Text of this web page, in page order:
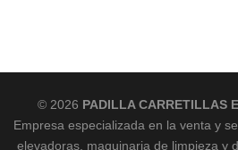
© 2026 PADILLA CARRETILLAS
Empresa especializada en la venta y
elevadoras, maquinaria de limpieza y